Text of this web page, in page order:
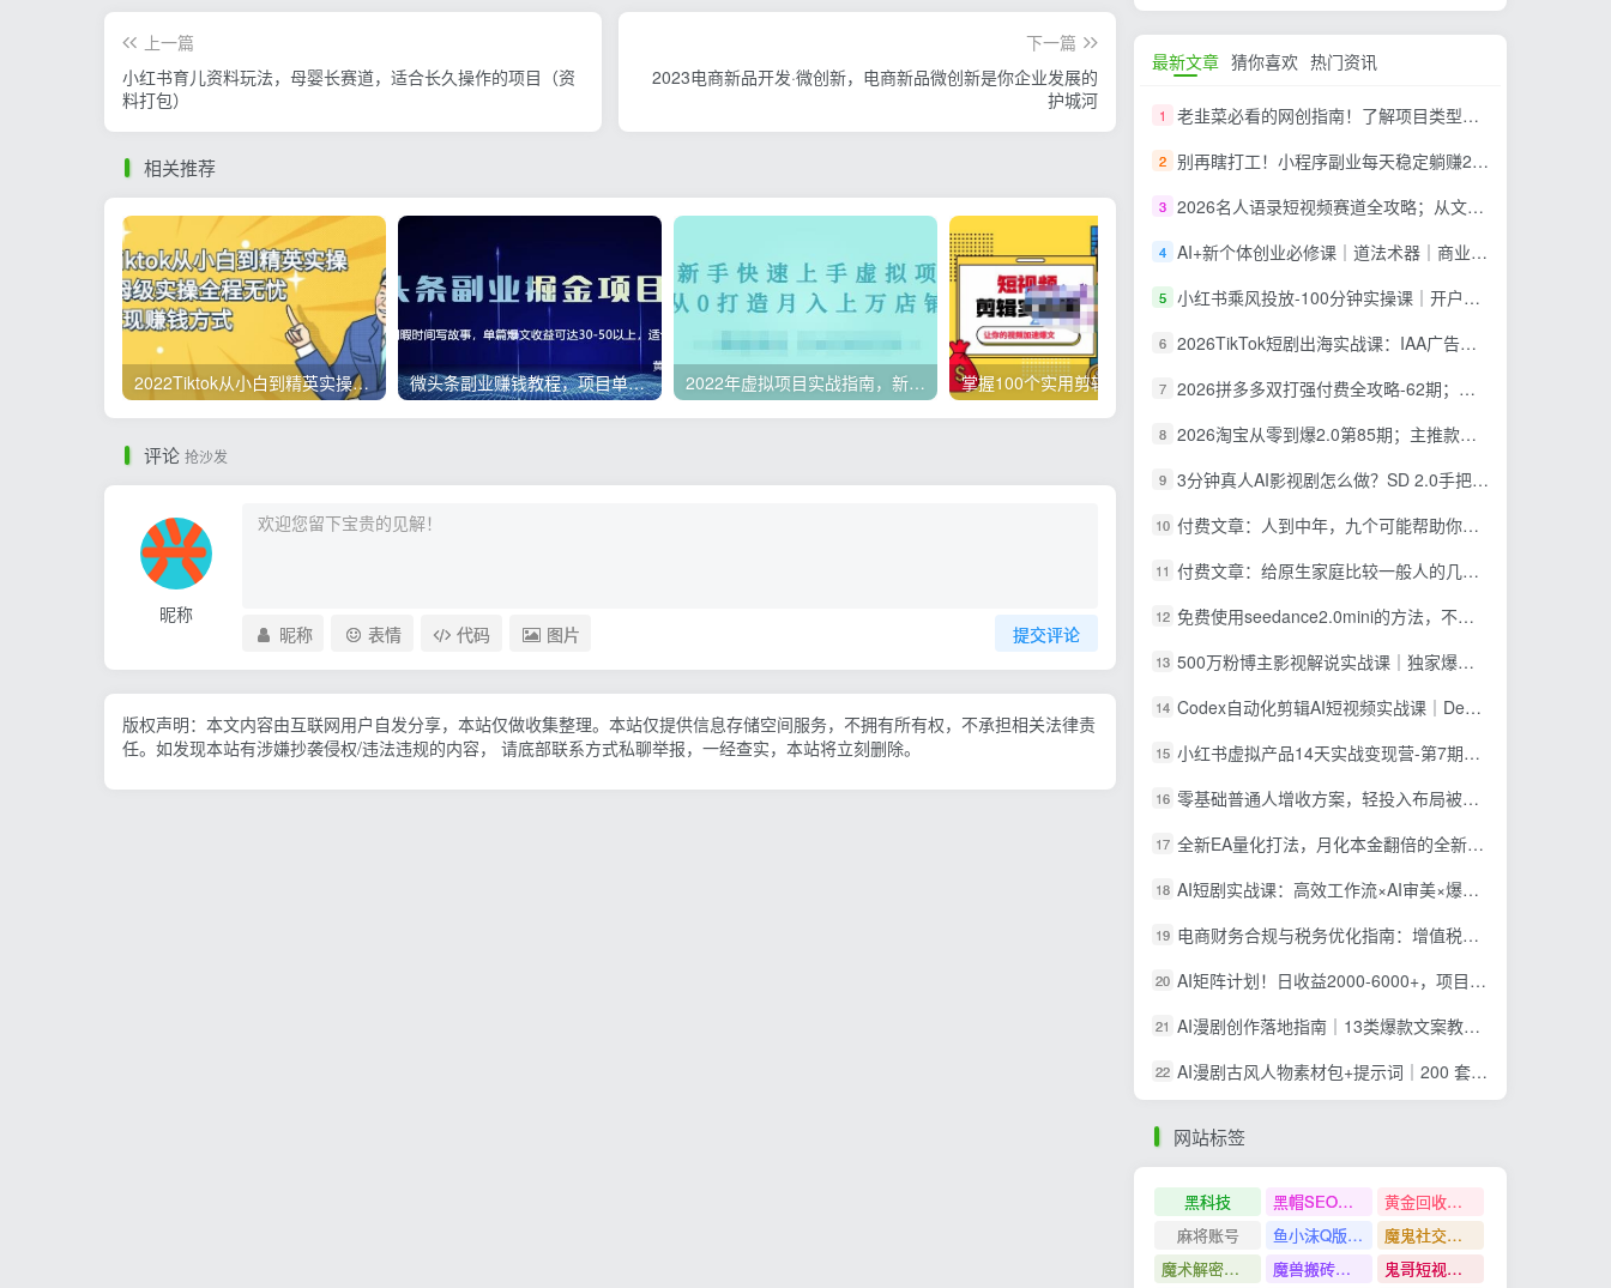
上一篇
小红书育儿资料玩法，母婴长赛道，适合长久操作的项目（资
料打包）
下一篇
2023电商新品开发·微创新，电商新品微创新是你企业发展的
护城河
相关推荐
2022Tiktok从小白到精英实操，0-1保姆级实操全程无忧，多种变现赚钱方式 微头条副业赚钱教程，项目单号单天做到50-100+收益 2022年虚拟项目实战指南，新手从0打造月入上万店铺【视频课程】 掌握100个实用剪辑方法，让你的视频加速上热门
评论 抢沙发
昵称
提交评论
昵称 表情 代码 图片
版权声明：本文内容由互联网用户自发分享，本站仅做收集整理。本站仅提供信息存储空间服务，不拥有所有权，不承担相关法律责
任。如发现本站有涉嫌抄袭侵权/违法违规的内容， 请底部联系方式私聊举报，一经查实，本站将立刻删除。
最新文章 猜你喜欢 热门资讯
1 老韭菜必看的网创指南！了解项目类型，才能找到好的项目，才能拿到想要的结果
2 别再瞎打工！小程序副业每天稳定躺赚200+
3 2026名人语录短视频赛道全攻略；从文案撰写到声音克隆部署，系统掌握涨粉变现双赢制作技术
4 AI+新个体创业必修课｜道法术器｜商业逻辑·小红书流量·AI智能体｜低成本打造个人变现小生意全套教学
5 小红书乘风投放-100分钟实操课｜开户返点·标准投搭建·莱卡定向，新店建模撬动笔记自然流量全套教学
6 2026TikTok短剧出海实战课：IAA广告分账×IAP付费变现×账号搭建×平台规则×双轨爆发×回款全流程
7 2026拼多多双打强付费全攻略-62期；成本推广加托管双剑合璧，系统讲解7种付费玩法优劣势与选择策略
8 2026淘宝从零到爆2.0第85期；主推款五项高权重初始设置，改销量评晒秒单快速破零积累基础权重
9 3分钟真人AI影视剧怎么做？SD 2.0手把手完整制作流程｜Higgsfield 14天SD 2.0/2.5无限生成
10 付费文章：人到中年，九个可能帮助你延长寿命的习惯
11 付费文章：给原生家庭比较一般人的几点建议，打破阶层局限，实现个人与家族代际向上跃升
12 免费使用seedance2.0mini的方法，不能真人，可以无限10秒视频，9图+3音频参考
13 500万粉博主影视解说实战课｜独家爆款私藏思路，AI文案剪映PR剪辑发布全流程教学
14 Codex自动化剪辑AI短视频实战课｜DeepSeek V4 Pro多API联动，图文成片封装Skill全流程
15 小红书虚拟产品14天实战变现营-第7期：需求挖掘×AI+Skill原创×产品矩阵×内容笔记×一人公司进阶×全链路
16 零基础普通人增收方案，轻投入布局被动收入，多多虚拟月收益 1-3 万
17 全新EA量化打法，月化本金翻倍的全新策略，安全稳定持续输出
18 AI短剧实战课：高效工作流×AI审美×爆款拆解×文案角色场景分镜×LibTV进阶×站位控制×从脚本到成片交付全流程
19 电商财务合规与税务优化指南：增值税+企税+个税全覆盖，财务制度搭建落地纳税筹划方案
20 AI矩阵计划！日收益2000-6000+，项目绿色长久，安全稳健，合规靠谱，可批量放大。
21 AI漫剧创作落地指南｜13类爆款文案教学，Sora、即梦、GPT-Image全套出片工具实操教学
22 AI漫剧古风人物素材包+提示词｜200 套古代言情三视图，配套专属提示词短剧主角配角直接套用
网站标签
黑科技 黑帽SEO案例分析
黄金回收奢侈品
麻将账号
鱼小沫Q版人物团练课
魔鬼社交实战课全套课程
魔术解密教程
魔兽搬砖搞钱
鬼哥短视频底层逻辑